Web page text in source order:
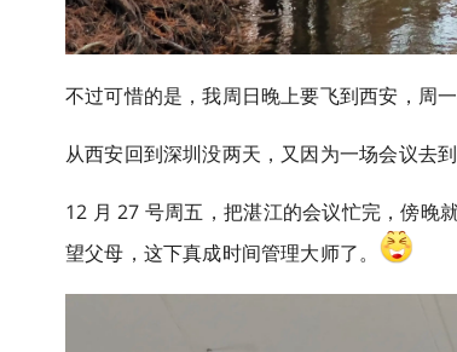
不过可惜的是，我周日晚上要飞到西安，周
从西安回到深圳没两天，又因为一场会议去
12 月 27 号周五，把湛江的会议忙完，傍晚
望父母，这下真成时间管理大师了。